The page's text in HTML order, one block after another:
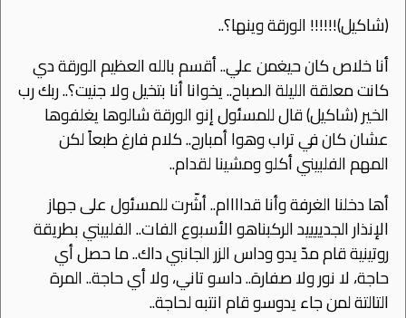
(شاكيل)!!!!!! الورقة وينها؟..
أنا خلاص كان حيغمن علي.. أقسم بالله العظيم الورقة دي
كانت معلقة الليلة الصباح.. يخوانا أنا بتخيل وﻻ جنيت؟.. ربك رب
الخير (شاكيل) قال للمسئول إنو الورقة شالوها يغلفوها
عشان كان في تراب وهوا أمبارح.. كلام فارغ طبعاً لكن
المهم الفلبيني أكلو ومشينا لقدام..
أها دخلنا الغرفة وأنا قداااام.. أشّرت للمسئول على جهاز
اﻹنذار الجدييييد الركبناهو اﻷسبوع الفات.. الفلبيني بطريقة
روتينية قام مدّ يدو وداس الزر الجانبي داك.. ما حصل أي
حاجة، ﻻ نور وﻻ صفارة.. داسو تاني، وﻻ أي حاجة.. المرة
التالتة لمن جاء يدوسو قام انتبه لحاجة..